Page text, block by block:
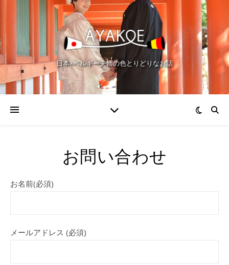
日本×ベルギー夫婦の色とりどりなお話
お問い合わせ
お名前(必須)
メールアドレス (必須)